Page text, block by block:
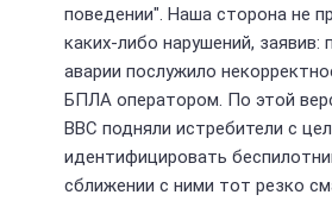
поведении". Наша сторона не
каких-либо нарушений, заявив:
аварии послужило
БПЛА оператором. По этой
ВВС подняли истребители с
идентифицировать
сближении с ними тот резко